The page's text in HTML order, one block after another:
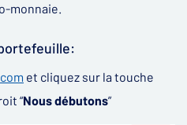
monnaie.
et cliquez sur la touche
“Nous débutons”